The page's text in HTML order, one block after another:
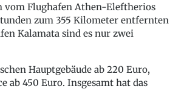
vom Flughafen Athen-Eleftherios
zum 355 Kilometer entfernten
Kalamata sind es nur zwei
Hauptgebäude ab 220 Euro,
ab 450 Euro. Insgesamt hat das